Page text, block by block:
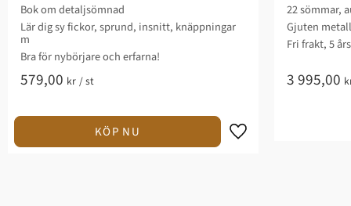
Bok om detaljsömnad
Lär dig sy fickor, sprund, insnitt, knäppningar
m
Bra för nybörjare och erfarna!
579,00 kr /st
22 sömmar,
Gjuten
Fri frakt, 5
3 995,00